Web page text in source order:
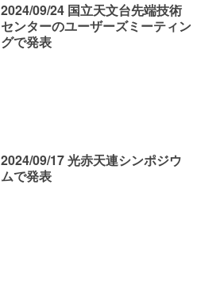
2024/09/24 国立天文台先端技術
センターのユーザーズミーティン
グで発表
2024/09/17 光赤天連シンポジウ
ムで発表